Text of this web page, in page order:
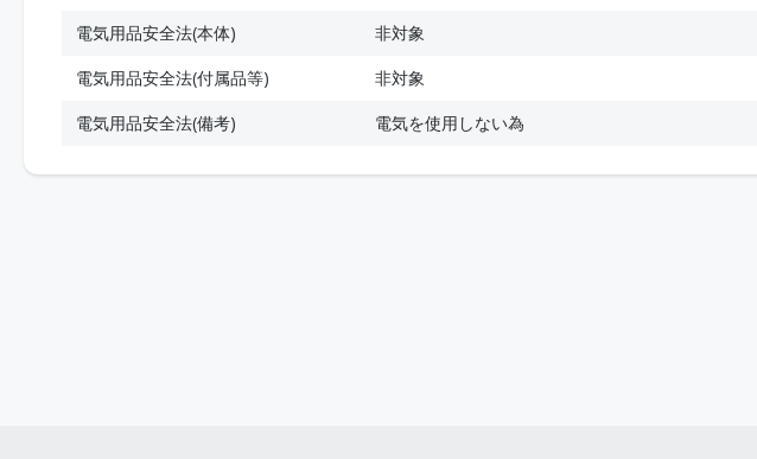
電気用品安全法(本体)
非対象
電気用品安全法(付属品等)
非対象
電気用品安全法(備考)
電気を使用しない為